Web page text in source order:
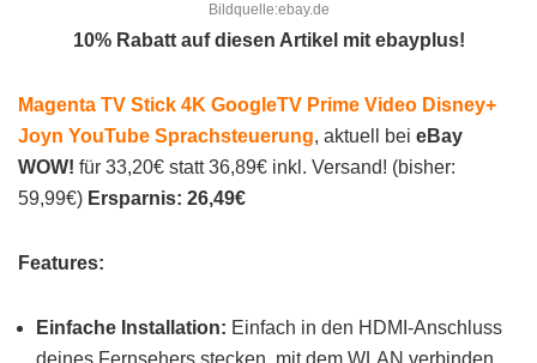
Bildquelle:ebay.de
10% Rabatt auf diesen Artikel mit ebayplus!
Magenta TV Stick 4K GoogleTV Prime Video Disney+
Joyn YouTube Sprachsteuerung, aktuell bei eBay
WOW! für 33,20€ statt 36,89€ inkl. Versand! (bisher:
59,99€) Ersparnis: 26,49€
Features:
Einfache Installation: Einfach in den HDMI-Anschluss